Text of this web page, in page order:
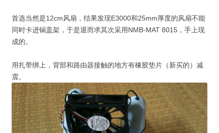
首选当然是12cm风扇，结果发现E3000和25mm厚度的风扇不能
同时卡进锅盖架，于是退而求其次采用NMB-MAT 8015，手上现
成的。
用扎带绑上，背部和路由器接触的地方有橡胶垫片（新买的）减
震。